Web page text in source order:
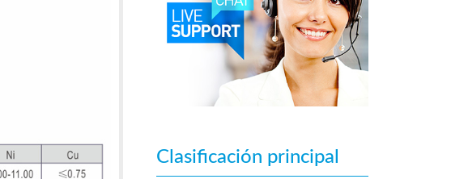
Clasificación principal